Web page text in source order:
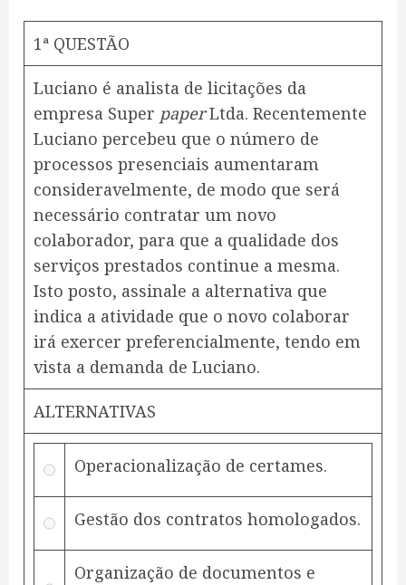
1ª QUESTÃO
Luciano é analista de licitações da
empresa Super paperLtda. Recentemente
Luciano percebeu que o número de
processos presenciais aumentaram
consideravelmente, de modo que será
necessário contratar um novo
colaborador, para que a qualidade dos
serviços prestados continue a mesma.
Isto posto, assinale a alternativa que
indica a atividade que o novo colaborar
irá exercer preferencialmente, tendo em
vista a demanda de Luciano.
ALTERNATIVAS
Operacionalização de certames.
Gestão dos contratos homologados.
Organização de documentos e